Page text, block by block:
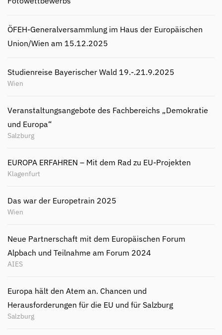
ÖFEH-Generalversammlung im Haus der Europäischen
Union/Wien am 15.12.2025
Studienreise Bayerischer Wald 19.-.21.9.2025
Wien
Veranstaltungsangebote des Fachbereichs „Demokratie
und Europa“
Salzburg
EUROPA ERFAHREN – Mit dem Rad zu EU-Projekten
Klagenfurt
Das war der Europetrain 2025
Wien
Neue Partnerschaft mit dem Europäischen Forum
Alpbach und Teilnahme am Forum 2024
AIES
Europa hält den Atem an. Chancen und
Herausforderungen für die EU und für Salzburg
Salzburg